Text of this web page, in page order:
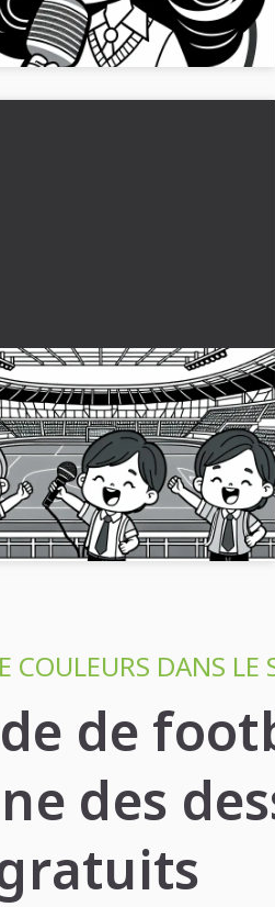
la gratuitement maintenant et
à colorier !...
comme commentateurs de
Dessin à colorier gratuit
avec notre dessin à colorier
des enfants en tant
de stade. Télécharge-le
gratuitement et colorie les sc...
COULEURS DANS LE
de
des